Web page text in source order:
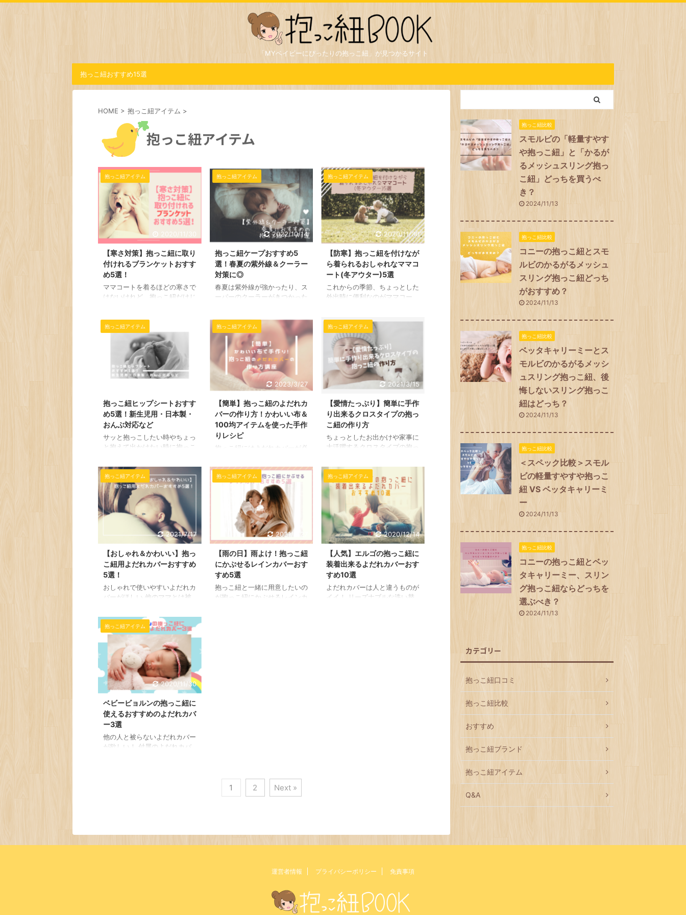
「MYベイビーにぴったりの抱っこ紐」が見つかるサイト
抱っこ紐おすすめ15選
HOME > 抱っこ紐アイテム >
抱っこ紐アイテム
抱っこ紐アイテム
2020/11/30
【寒さ対策】抱っこ紐に取り
付けれるブランケットおすす
め5選！
ママコートを着るほどの寒さで
はないけれど、抱っこ紐だけじ
が抱っこ紐に取り付けれるブラ
ンケットです|´З｀●)ﾉ クリッ
プ式で簡単に抱っこ紐に取り付
けれるからちょっとしたお出か
けにも便利なアイテムです。
抱っこ紐だけじゃなくベビーカ
ージでは抱っこ紐に取り付けれ
るブランケットおすすめ5選を
紹介していきたいと思います。
おすすめ紹介には商品価格やサ
イズ、先輩ママのリアルなレビ
抱っこ紐アイテム
2022/10/14
抱っこ紐ケープおすすめ5
選！春夏の紫外線＆クーラー
対策に◎
春夏は紫外線が強かったり、ス
ーパーのクーラーがきつかった
す。 そんな時は紫外線対策や
クーラー対策のできる抱っこ紐
ケープが大活躍|´З｀●)ﾉ こち
らのページでは春夏の抱っこ紐
でのお出かけに便利な薄手の抱
っこ紐ケープをご紹介していき
たいと思います。 抱っこ紐ケ
線＆クーラー対策に最適 それ
では早速、紫外線&クーラー対
策のできる春夏におすすめの抱
っこ紐ケープ5選を見ていきま
抱っこ紐アイテム
2020/11/30
【防寒】抱っこ紐を付けなが
ら着られるおしゃれなママコ
ート(冬アウター)5選
これからの季節、ちょっとした
外出時に便利なのがママコー
おんぶしたまま着脱できるのが
魅力的です。 でも、種類も多
いし、 素材はダウン？ポリエ
ステル？どっちがいいの？ な
んてお悩みのプレママさんも多
いかと思います。 そこで、 今
回こちらのページでは抱っこ紐
なママコートを紹介していきた
いと思います|´З｀●)ﾉ おすす
め紹介をはじめ、使用シーンに
合わせたママコートもピックア
ップしていますのでぜひ参考に
抱っこ紐アイテム
抱っこ紐ヒップシートおすす
め5選！新生児用・日本製・
おんぶ対応など
サッと抱っこしたい時やちょっ
と抱えて出かけたい時に抱っこ
んな時におすすめなのが腰に巻
くだけでラクラク装着できるヒ
ップシートです。 こちらのペ
ージでは人気のヒップシートお
すすめ5選をピックアップ！ 新
生児用・日本製・おんぶ対応な
ど使いやすいヒップシートを厳
選してご紹介していきたいと思
います。 抱っこ紐ヒップシー
トおすすめ5選！ それでは早
速、抱っこ紐ヒップシートおす
すめ5選を見ていきましょう。
おすすめ紹介では商品の価格・
安全性・おすすめポイントや先
抱っこ紐アイテム
2023/3/27
【簡単】抱っこ紐のよだれカ
バーの作り方！かわいい布＆
100均アイテムを使った手作
りレシピ
抱っこ紐にはよだれカバーが必
属のよだれカバーはなんか味気
ないし、市販品はサイズが合わ
ない・・・なんてこともあると
思います。 そんな時はお気に
入りの布を使ってハンドメイド
してみませんか？ よだれカバ
ーは直線縫いだけで作ることが
できるので裁縫初心者さんでも
簡単に作ることができますよ！
こちらのページでは、かわいい
布で手作り！抱っこ紐のよだれ
カバーの作り方講座ついてご紹
介していきたいと思います^^
100均アイテムを使った簡単レ
抱っこ紐アイテム
2021/3/15
【愛情たっぷり】簡単に手作
り出来るクロスタイプの抱っ
こ紐の作り方
ちょっとしたお出かけや家事に
大活躍するクロスタイプの抱っ
う手もありますが、実は簡単に
手作りすることもできるんで
す。 こちらのページではクロ
スタイプの抱っこ紐の簡単な作
り方についてご紹介していきた
いと思います|´З｀●)ﾉ 直線縫
いでできる簡単レシピから本格
的なクロス抱っこ紐まで幅広く
まとめてみました！ 【愛情た
っぷり】簡単に手作り出来るク
ロスタイプの抱っこ紐の作り方
手作りのクロスタイプの抱っこ
紐の魅力はなんといっても好き
な生地で作れるところ！ 他の
抱っこ紐アイテム
2021/7/17
【おしゃれ＆かわいい】抱っ
こ紐用よだれカバーおすすめ
5選！
おしゃれで使いやすいよだれカ
バーがほしい 他のママとは被
がいいなぁ などなど、抱っこ
紐に使えるよだれカバーをお探
しのプレママさんに向けて、市
販の抱っこ紐に使える！おしゃ
れ&かわいい抱っこ用よだれカ
バー5選をピックアップ|´З｀
●)ﾉ 価格はもちろん、おすす
めポイントや先輩ママの口コミ
もまとめてみました！ 【プレ
ママさん向け】抱っこ紐用よだ
れカバー選び方のポイント せ
っかく購入しても抱っこ紐の幅
に合わなくて使えない…なんて
こともよくあります。 なの
抱っこ紐アイテム
2021/6/27
【雨の日】雨よけ！抱っこ紐
にかぶせるレインカバーおす
すめ5選
抱っこ紐と一緒に用意したいの
が抱っこ紐にかぶせるレインカ
抱っこ紐アイテム
2020/12/14
【人気】エルゴの抱っこ紐に
装着出来るよだれカバーおす
すめ10選
よだれカバーは人と違うものが
イイ！ リーズナブルな洗い替
抱っこ紐アイテム
2020/11/30
ベビービョルンの抱っこ紐に
使えるおすすめのよだれカバ
ー3選
他の人と被らないよだれカバー
が欲しい！ 付属のよだれカバ
れカバーを集めてみましたので
ぜひチェックしてみてくださ
1 2 Next »
抱っこ紐比較
スモルビの「軽量すやす
や抱っこ紐」と「かるが
るメッシュスリング抱っ
こ紐」どっちを買うべ
き？
2024/11/13
抱っこ紐比較
コニーの抱っこ紐とスモ
ルビのかるがるメッシュ
スリング抱っこ紐どっち
がおすすめ？
2024/11/13
抱っこ紐比較
ベッタキャリーミーとス
モルビのかるがるメッシ
ュスリング抱っこ紐、後
悔しないスリング抱っこ
紐はどっち？
2024/11/13
抱っこ紐比較
＜スペック比較＞スモル
ビの軽量すやすや抱っこ
紐 VS ベッタキャリーミ
ー
2024/11/13
抱っこ紐比較
コニーの抱っこ紐とベッ
タキャリーミー、スリン
グ抱っこ紐ならどっちを
選ぶべき？
2024/11/13
カテゴリー
抱っこ紐口コミ
抱っこ紐比較
おすすめ
抱っこ紐ブランド
抱っこ紐アイテム
Q&A
運営者情報 プライバシーポリシー 免責事項